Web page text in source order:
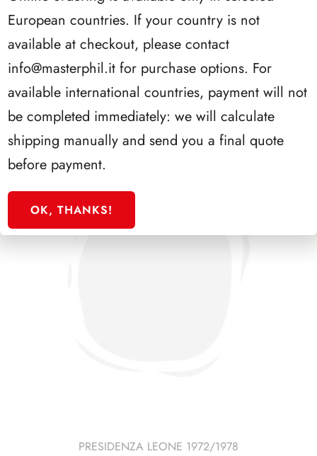
PRESIDENZA GRONCHI 1955/1962
PRESIDENZA LEONE 1972/1978
European countries. If your country is not
available at checkout, please contact
info@masterphil.it for purchase options. For
available international countries, payment will not
be completed immediately: we will calculate
shipping manually and send you a final quote
before payment.
OK, THANKS!